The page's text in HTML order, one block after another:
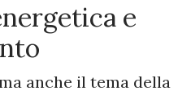
e
anche il tema della